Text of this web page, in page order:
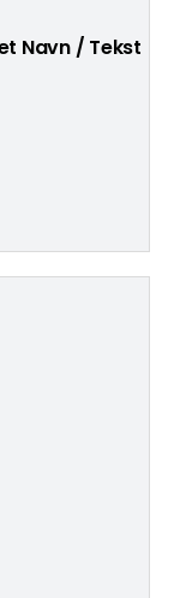
Navn / Tekst